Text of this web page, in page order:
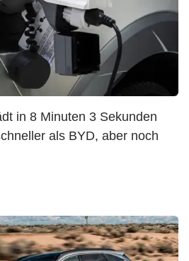
in 8 Minuten 3 Sekunden
als BYD, aber noch